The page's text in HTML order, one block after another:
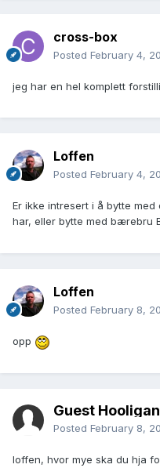
cross-box
Posted February 4,
jeg har en hel komplett
Loffen
Posted February 4,
Er ikke intresert i å bytte
har, eller bytte med bærebru
Loffen
Posted February 8,
opp
Guest Hooligan
Posted February 8,
loffen, hvor mye ska du hja